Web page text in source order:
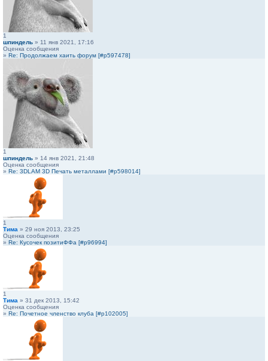
1
шпиндель » 11 янв 2021, 17:16
Оценка сообщения
» Re: Продолжаем хаить форум [#p597478]
1
шпиндель » 14 янв 2021, 21:48
Оценка сообщения
» Re: 3DLAM 3D Печать металлами [#p598014]
1
Тима » 29 ноя 2013, 23:25
Оценка сообщения
» Re: Кусочек позитиФФа [#p96994]
1
Тима » 31 дек 2013, 15:42
Оценка сообщения
» Re: Почетное членство клуба [#p102005]